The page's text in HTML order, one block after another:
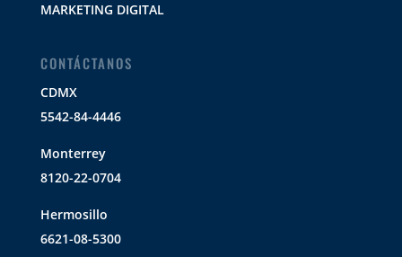
MARKETING DIGITAL
CONTÁCTANOS
CDMX
5542-84-4446
Monterrey
8120-22-0704
Hermosillo
6621-08-5300